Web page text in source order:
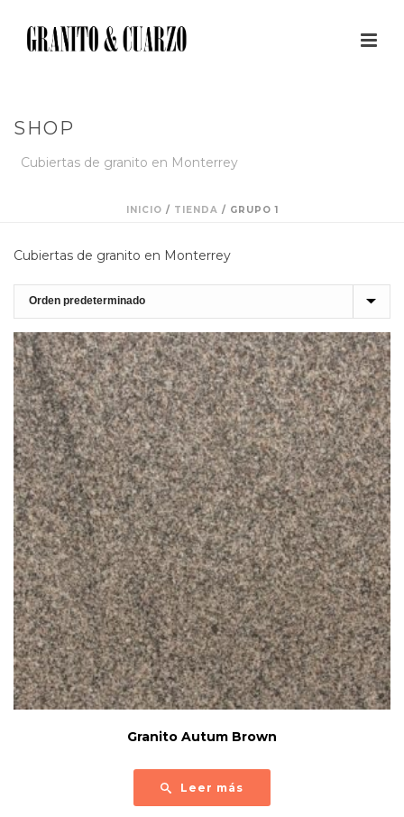
SHOP
Cubiertas de granito en Monterrey
INICIO / TIENDA / GRUPO 1
Cubiertas de granito en Monterrey
Granito Autum Brown
Leer más